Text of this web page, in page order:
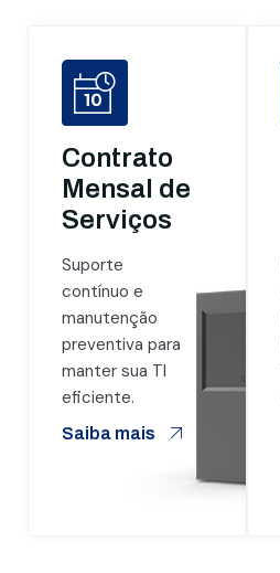
Contrato
Mensal de
Serviços
Suporte
contínuo e
manutenção
preventiva para
manter sua TI
eficiente.
Saiba mais